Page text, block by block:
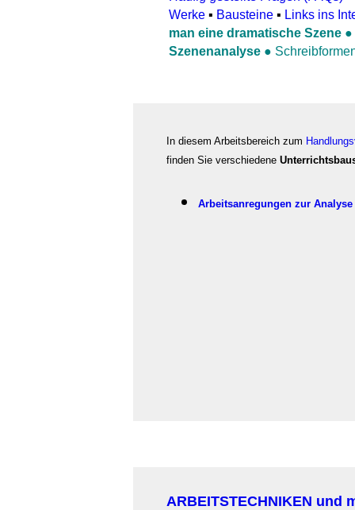
Werke ▪ Bausteine ▪ Links ins
man eine dramatische Szene ●
Szenenanalyse ●
In diesem Arbeitsbereich zum
finden Sie verschiedene
Arbeitsanregungen zur Analyse
ARBEITSTECHNIKEN und